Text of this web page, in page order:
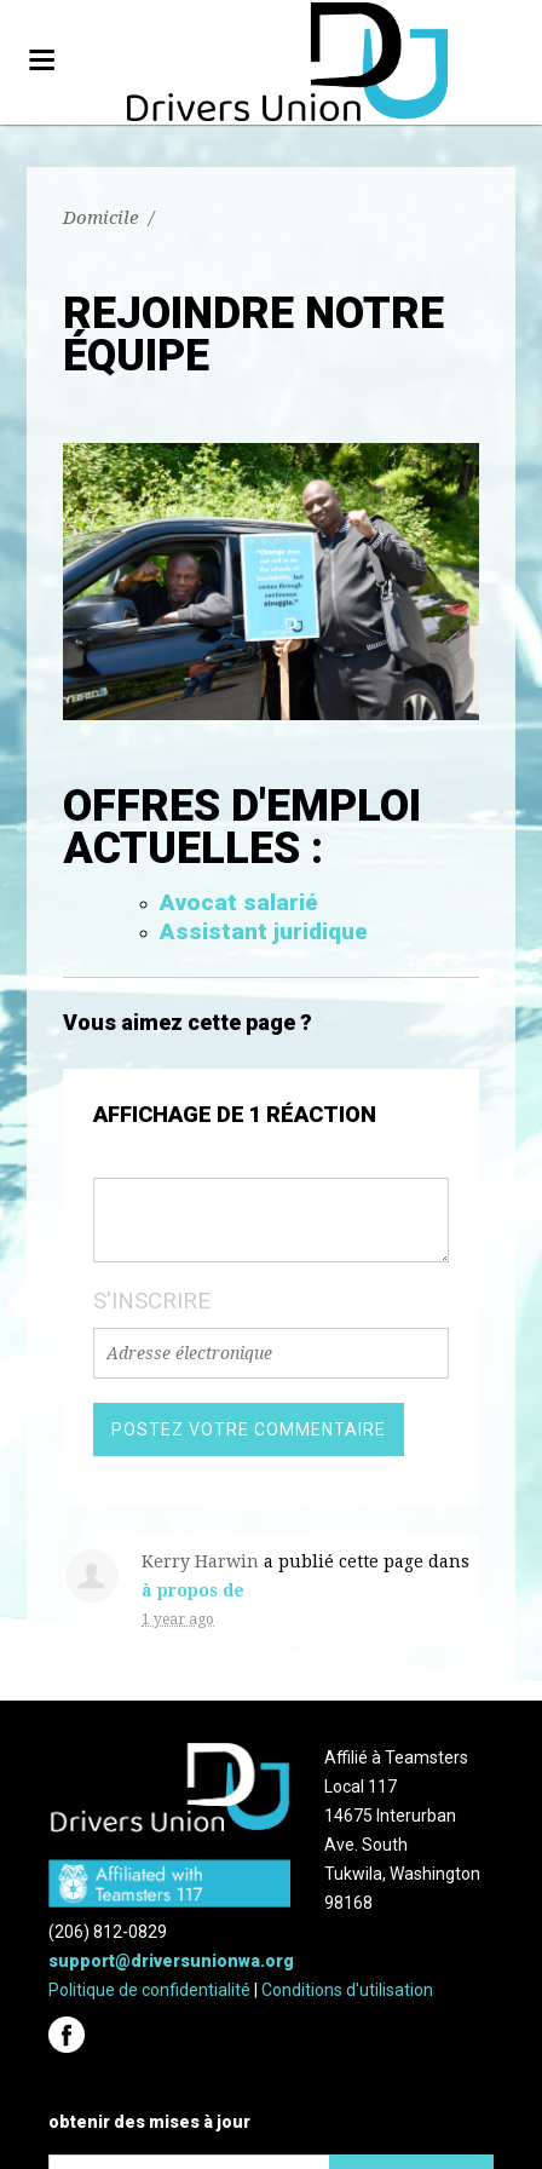
Domicile /
REJOINDRE NOTRE
ÉQUIPE
OFFRES D'EMPLOI
ACTUELLES :
Avocat salarié
Assistant juridique
Vous aimez cette page ?
AFFICHAGE DE 1 RÉACTION
S'INSCRIRE
Kerry Harwin a publié cette page dans
à propos de
1 year ago
Affilié à Teamsters
Local 117
14675 Interurban
Ave. South
Tukwila, Washington
98168
(206) 812-0829
support@driversunionwa.org
Politique de confidentialité |Conditions d'utilisation
obtenir des mises à jour